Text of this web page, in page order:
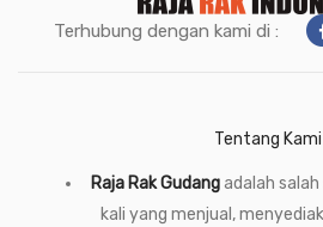
Terhubung dengan kami di :
Tentang Kami
Raja Rak Gudangadalah
kali yang menjual,